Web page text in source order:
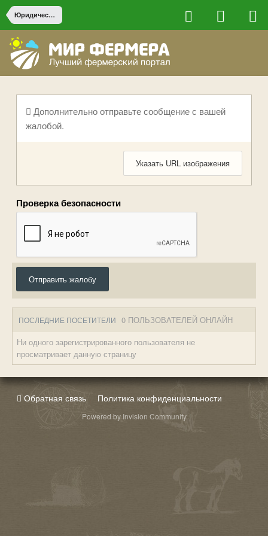
Юридические вопросы
Дополнительно отправьте сообщение с вашей
жалобой.
Указать URL изображения
Проверка безопасности
Отправить жалобу
ПОСЛЕДНИЕ ПОСЕТИТЕЛИ 0 ПОЛЬЗОВАТЕЛЕЙ ОНЛАЙН
Ни одного зарегистрированного пользователя не
просматривает данную страницу
Обратная связь Политика конфиденциальности
Powered by Invision Community